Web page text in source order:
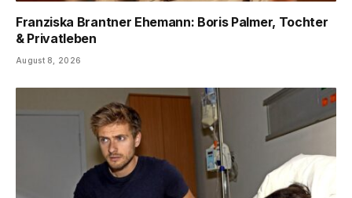
Franziska Brantner Ehemann: Boris Palmer, Tochter
& Privatleben
August 8, 2026